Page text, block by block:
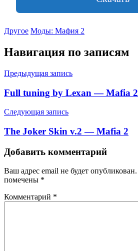
Другое Моды: Мафия 2
Навигация по записям
Предыдущая запись
Full tuning by Lexan — Mafia 2
Следующая запись
The Joker Skin v.2 — Mafia 2
Добавить комментарий
Ваш адрес email не будет опубликован.
помечены *
Комментарий *